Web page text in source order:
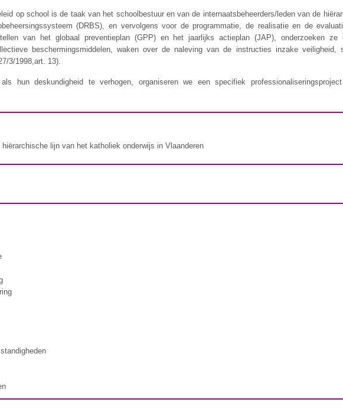
op school is de taak van het schoolbestuur en van de internaatsbeheerders/leden van de
(DRBS), en vervolgens voor de programmatie, de realisatie en de
van het globaal preventieplan (GPP) en het jaarlijks actieplan (JAP), onderzoeken ze
beschermingsmiddelen, waken over de naleving van de instructies inzake
3/1998,art. 13).
hun deskundigheid te verhogen, organiseren we een specifiek
hiërarchische lijn van het katholiek onderwijs in Vlaanderen